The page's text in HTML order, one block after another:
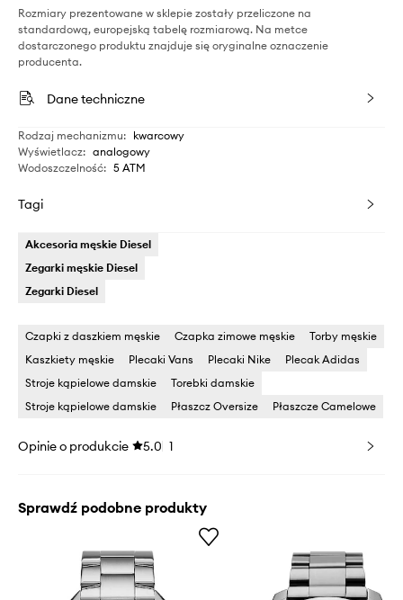
Rozmiary prezentowane w sklepie zostały przeliczone na
standardową, europejską tabelę rozmiarową. Na metce
dostarczonego produktu znajduje się oryginalne oznaczenie
producenta.
Dane techniczne
Rodzaj mechanizmu: kwarcowy
Wyświetlacz: analogowy
Wodoszczelność: 5 ATM
Tagi
Akcesoria męskie Diesel
Zegarki męskie Diesel
Zegarki Diesel
Czapki z daszkiem męskie Czapka zimowe męskie
Torby męskie
Kaszkiety męskie
Plecaki Vans Plecaki Nike
Plecak Adidas
Stroje kąpielowe damskie
Torebki damskie
Stroje kąpielowe damskie
Płaszcz Oversize Płaszcze Camelowe
Opinie o produkcie 5.0 1
Sprawdź podobne produkty